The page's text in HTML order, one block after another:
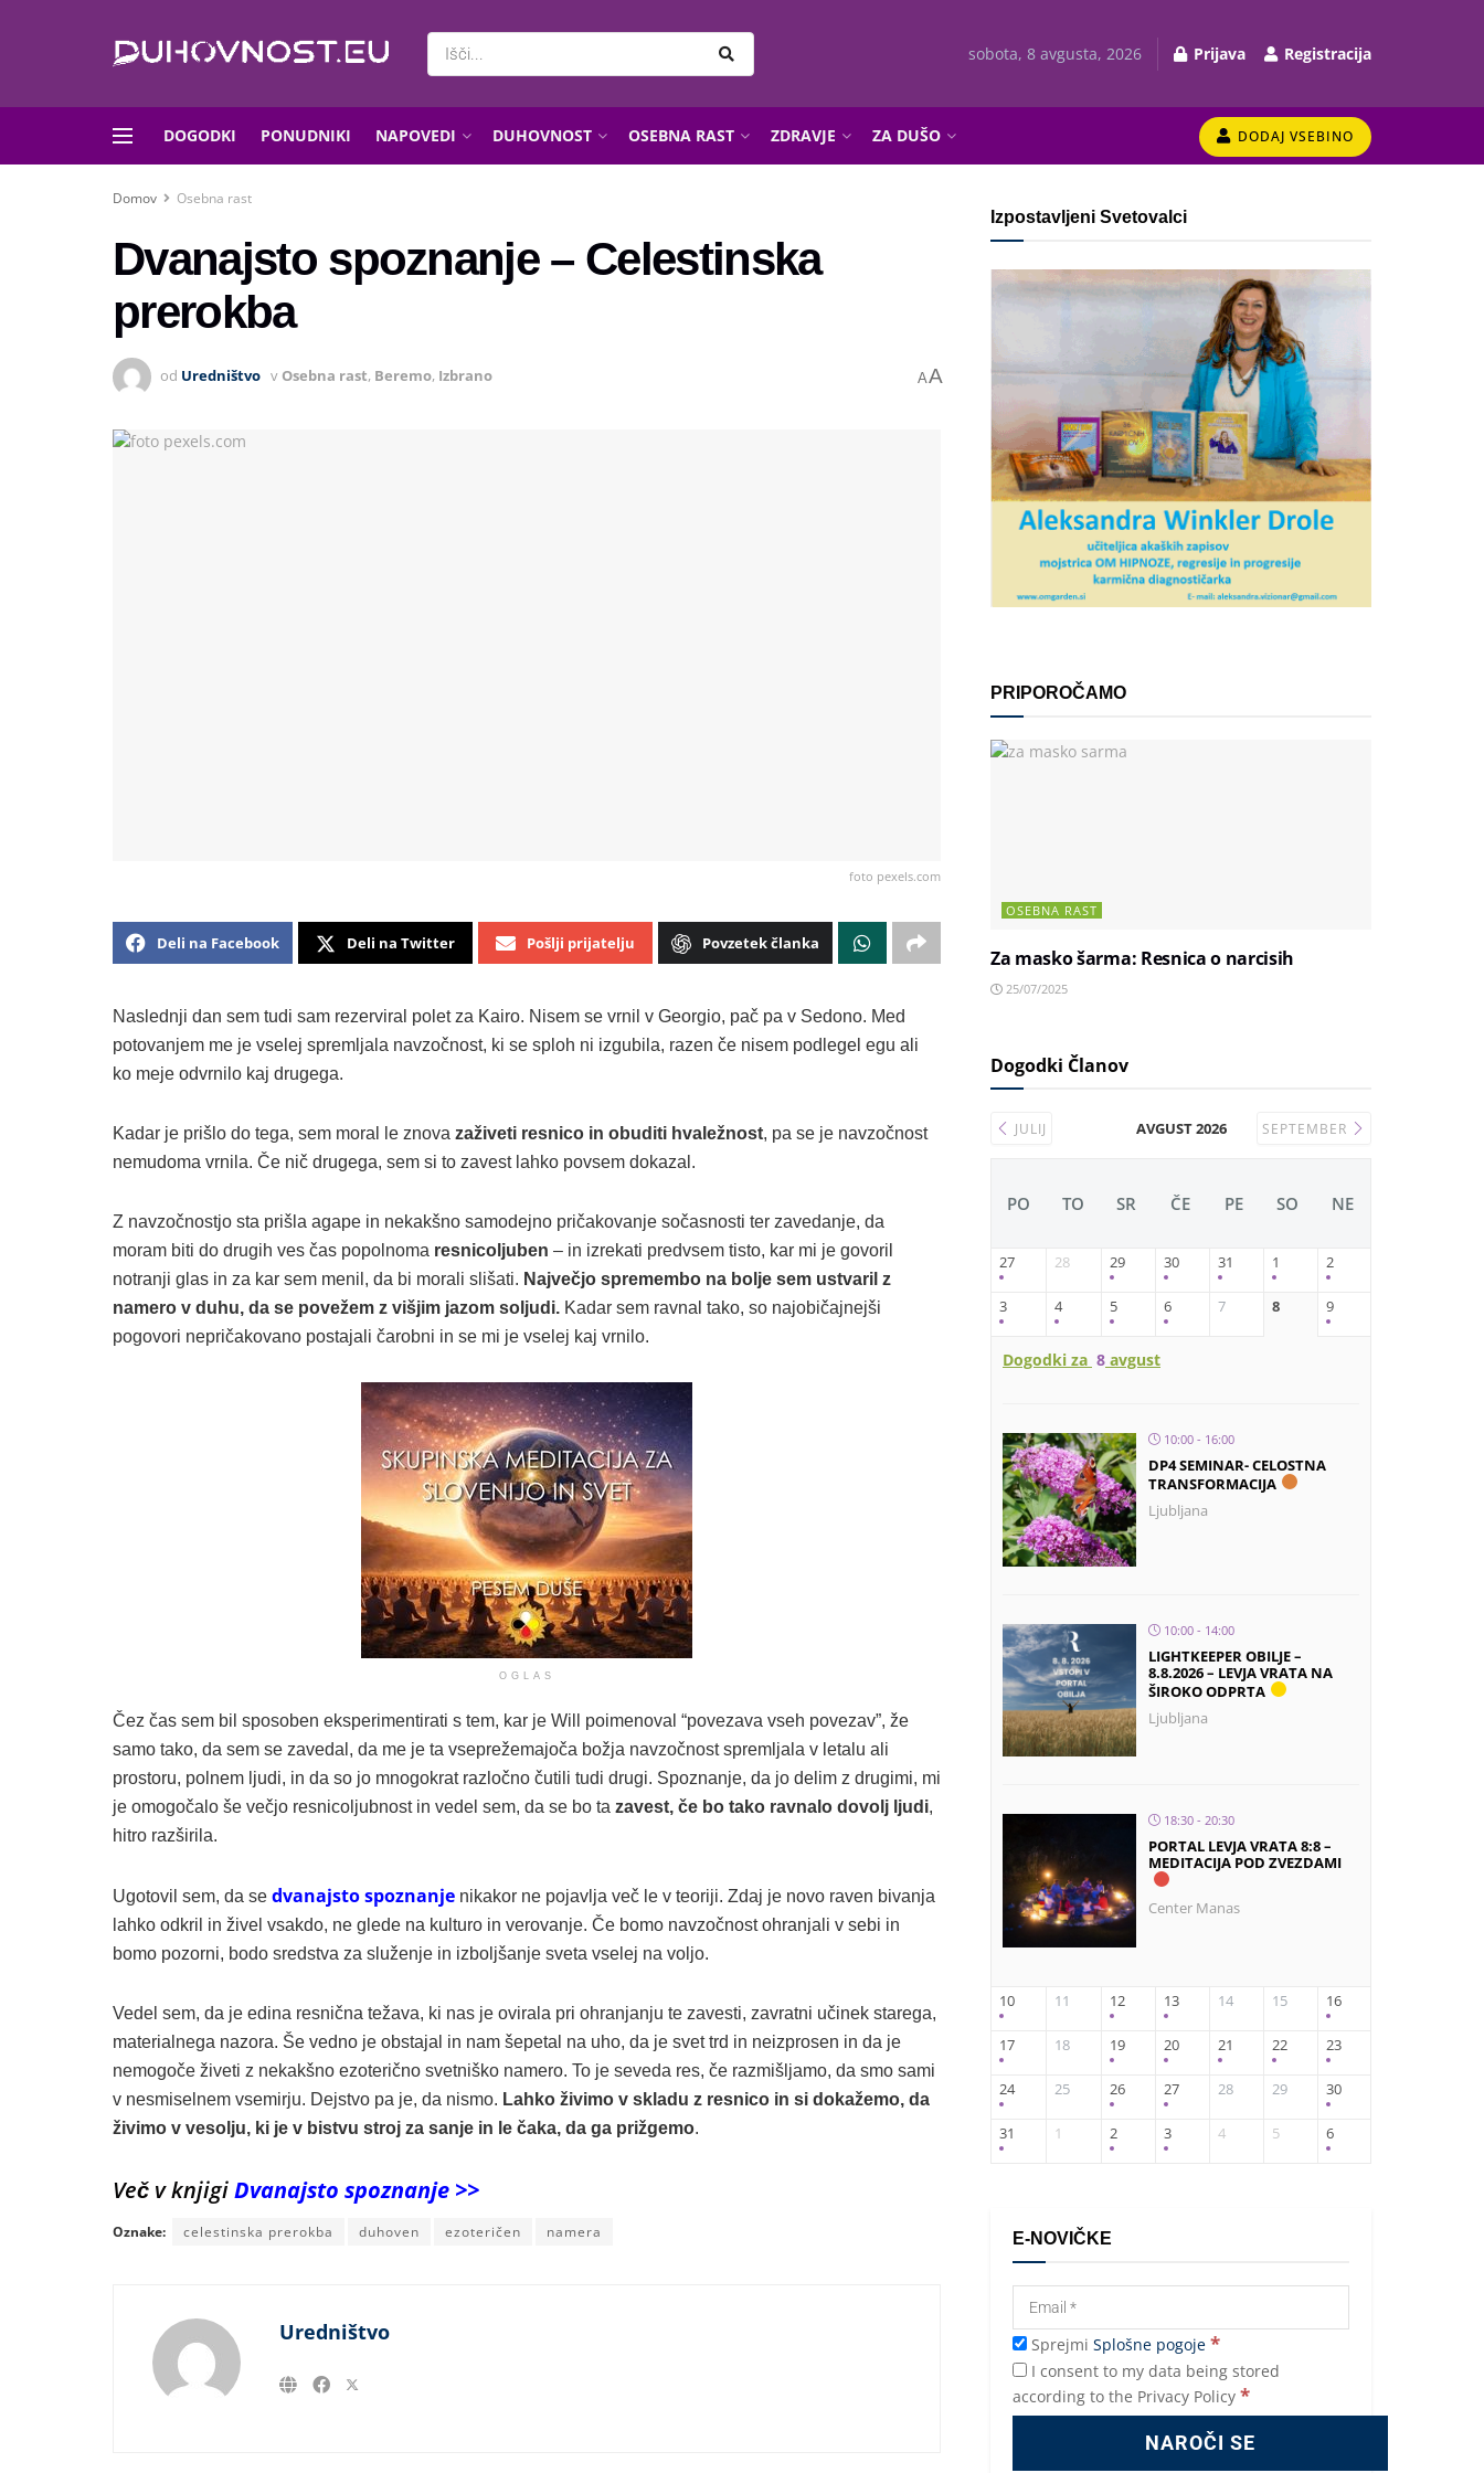
sobota, 8 avgusta, 2026 Prijava Registracija
DOGODKI PONUDNIKI NAPOVEDI DUHOVNOST OSEBNA RAST ZDRAVJE ZA DUŠO DODAJ VSEBINO
Domov Osebna rast
Dvanajsto spoznanje – Celestinska
prerokba
od Uredništvo v Osebna rast, Beremo, Izbrano AA
foto pexels.com
Deli na Facebook Deli na Twitter Pošlji prijatelju Povzetek članka
Naslednji dan sem tudi sam rezerviral polet za Kairo. Nisem se vrnil v Georgio, pač pa v Sedono. Med
potovanjem me je vselej spremljala navzočnost, ki se sploh ni izgubila, razen če nisem podlegel egu ali
ko meje odvrnilo kaj drugega.
Kadar je prišlo do tega, sem moral le znova zaživeti resnico in obuditi hvaležnost, pa se je navzočnost
nemudoma vrnila. Če nič drugega, sem si to zavest lahko povsem dokazal.
Z navzočnostjo sta prišla agape in nekakšno samodejno pričakovanje sočasnosti ter zavedanje, da
moram biti do drugih ves čas popolnoma resnicoljuben – in izrekati predvsem tisto, kar mi je govoril
notranji glas in za kar sem menil, da bi morali slišati. Največjo spremembo na bolje sem ustvaril z
namero v duhu, da se povežem z višjim jazom soljudi. Kadar sem ravnal tako, so najobičajnejši
pogovori nepričakovano postajali čarobni in se mi je vselej kaj vrnilo.
OGLAS
Čez čas sem bil sposoben eksperimentirati s tem, kar je Will poimenoval “povezava vseh povezav”, že
samo tako, da sem se zavedal, da me je ta vseprežemajoča božja navzočnost spremljala v letalu ali
prostoru, polnem ljudi, in da so jo mnogokrat razločno čutili tudi drugi. Spoznanje, da jo delim z drugimi, mi
je omogočalo še večjo resnicoljubnost in vedel sem, da se bo ta zavest, če bo tako ravnalo dovolj ljudi,
hitro razširila.
Ugotovil sem, da se dvanajsto spoznanje nikakor ne pojavlja več le v teoriji. Zdaj je novo raven bivanja
lahko odkril in živel vsakdo, ne glede na kulturo in verovanje. Če bomo navzočnost ohranjali v sebi in
bomo pozorni, bodo sredstva za služenje in izboljšanje sveta vselej na voljo.
Vedel sem, da je edina resnična težava, ki nas je ovirala pri ohranjanju te zavesti, zavratni učinek starega,
materialnega nazora. Še vedno je obstajal in nam šepetal na uho, da je svet trd in neizprosen in da je
nemogoče živeti z nekakšno ezoterično svetniško namero. To je seveda res, če razmišljamo, da smo sami
v nesmiselnem vsemirju. Dejstvo pa je, da nismo. Lahko živimo v skladu z resnico in si dokažemo, da
živimo v vesolju, ki je v bistvu stroj za sanje in le čaka, da ga prižgemo.
Več v knjigiDvanajsto spoznanje >>
Oznake: celestinska prerokba duhoven ezoteričen namera
Uredništvo
Izpostavljeni Svetovalci
PRIPOROČAMO
OSEBNA RAST
Za masko šarma: Resnica o narcisih
25/07/2025
Dogodki Članov
JULIJ AVGUST 2026 SEPTEMBER
PO TO SR ČE PE SO NE
27 28 29 30 31 1 2
3 4 5 6 7 8 9
Dogodki za 8 avgust
10:00 - 16:00
DP4 SEMINAR- CELOSTNA
TRANSFORMACIJA
Ljubljana
10:00 - 14:00
LIGHTKEEPER OBILJE –
8.8.2026 – LEVJA VRATA NA
ŠIROKO ODPRTA
Ljubljana
18:30 - 20:30
PORTAL LEVJA VRATA 8:8 –
MEDITACIJA POD ZVEZDAMI
Center Manas
10 11 12 13 14 15 16
17 18 19 20 21 22 23
24 25 26 27 28 29 30
31 1 2 3 4 5 6
E-NOVIČKE
Sprejmi Splošne pogoje *
I consent to my data being stored
according to the Privacy Policy *